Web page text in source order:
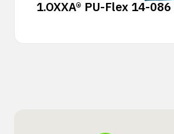
1.OXXA® PU-Flex 14-